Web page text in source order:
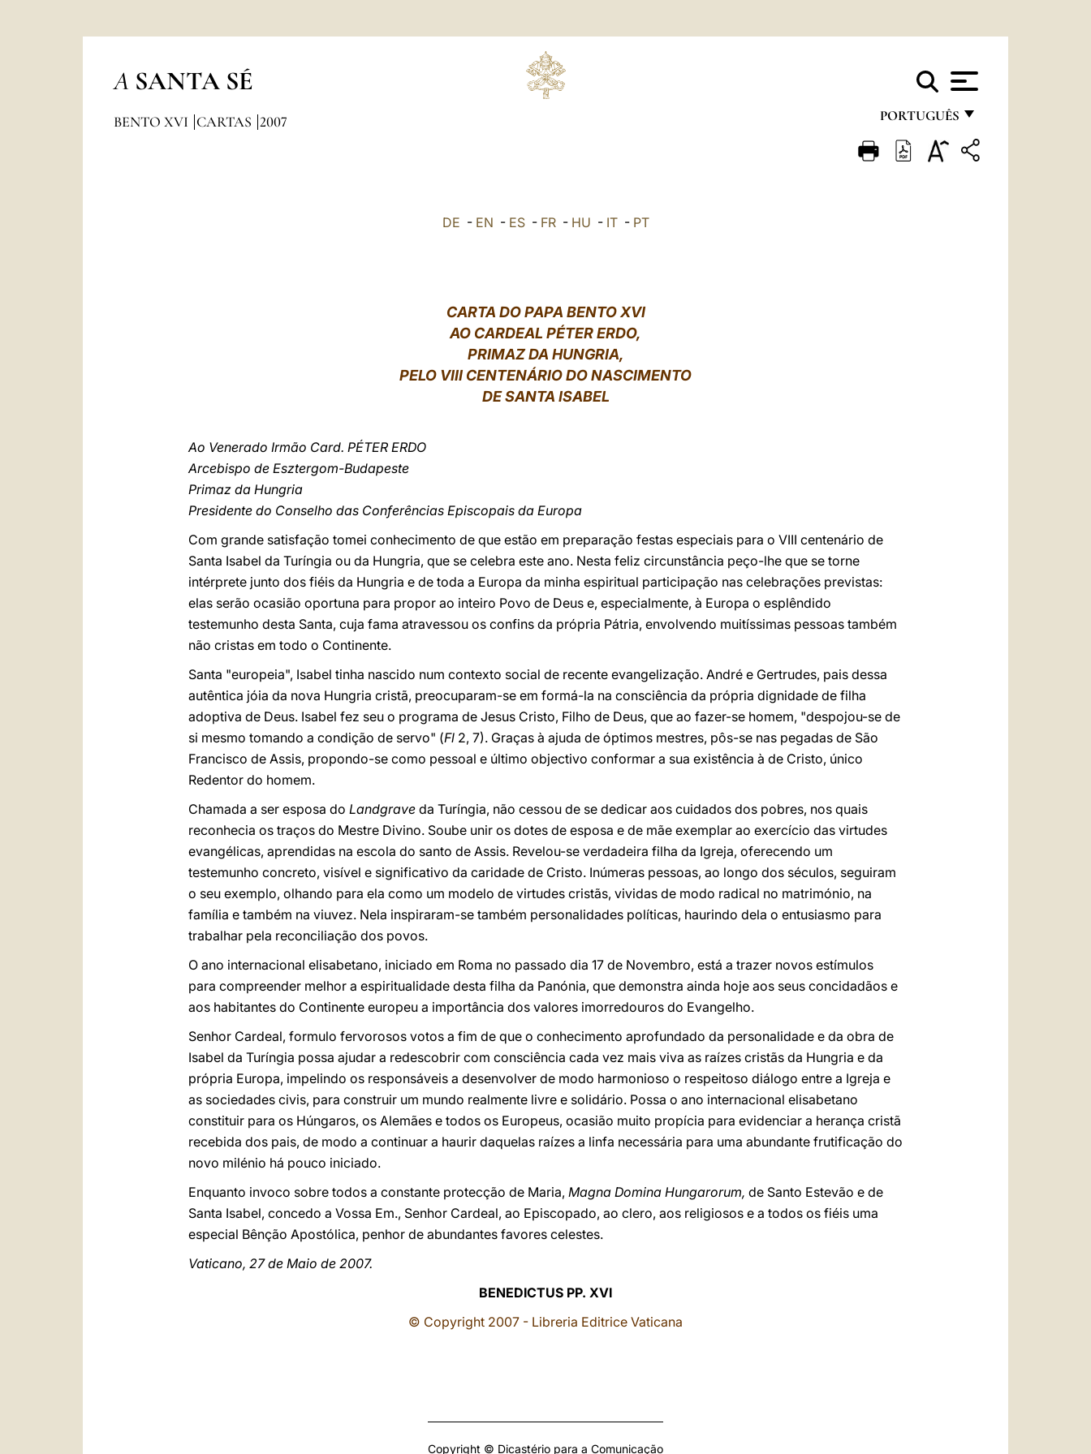
A SANTA SÉ
PORTUGUÊS
FRANÇAIS
BENTO XVI CARTAS 2007
DE - EN - ES- FR- HU - IT- PT
CARTA DO PAPA BENTO XVI
AO CARDEAL PÉTER ERDO,
PRIMAZ DA HUNGRIA,
PELO VIII CENTENÁRIO DO NASCIMENTO
DE SANTA ISABEL
Ao Venerado Irmão Card. PÉTER ERDO
Arcebispo de Esztergom-Budapeste
Primaz da Hungria
Presidente do Conselho das Conferências Episcopais da Europa
Com grande satisfação tomei conhecimento de que estão em preparação festas especiais para o VIII centenário de
Santa Isabel da Turíngia ou da Hungria, que se celebra este ano. Nesta feliz circunstância peço-lhe que se torne
intérprete junto dos fiéis da Hungria e de toda a Europa da minha espiritual participação nas celebrações previstas:
elas serão ocasião oportuna para propor ao inteiro Povo de Deus e, especialmente, à Europa o esplêndido
testemunho desta Santa, cuja fama atravessou os confins da própria Pátria, envolvendo muitíssimas pessoas também
não cristas em todo o Continente.
Santa "europeia", Isabel tinha nascido num contexto social de recente evangelização. André e Gertrudes, pais dessa
autêntica jóia da nova Hungria cristã, preocuparam-se em formá-la na consciência da própria dignidade de filha
adoptiva de Deus. Isabel fez seu o programa de Jesus Cristo, Filho de Deus, que ao fazer-se homem, "despojou-se de
si mesmo tomando a condição de servo" (Fl 2, 7). Graças à ajuda de óptimos mestres, pôs-se nas pegadas de São
Francisco de Assis, propondo-se como pessoal e último objectivo conformar a sua existência à de Cristo, único
Redentor do homem.
Chamada a ser esposa do Landgrave da Turíngia, não cessou de se dedicar aos cuidados dos pobres, nos quais
reconhecia os traços do Mestre Divino. Soube unir os dotes de esposa e de mãe exemplar ao exercício das virtudes
evangélicas, aprendidas na escola do santo de Assis. Revelou-se verdadeira filha da Igreja, oferecendo um
testemunho concreto, visível e significativo da caridade de Cristo. Inúmeras pessoas, ao longo dos séculos, seguiram
o seu exemplo, olhando para ela como um modelo de virtudes cristãs, vividas de modo radical no matrimónio, na
família e também na viuvez. Nela inspiraram-se também personalidades políticas, haurindo dela o entusiasmo para
trabalhar pela reconciliação dos povos.
O ano internacional elisabetano, iniciado em Roma no passado dia 17 de Novembro, está a trazer novos estímulos
para compreender melhor a espiritualidade desta filha da Panónia, que demonstra ainda hoje aos seus concidadãos e
aos habitantes do Continente europeu a importância dos valores imorredouros do Evangelho.
Senhor Cardeal, formulo fervorosos votos a fim de que o conhecimento aprofundado da personalidade e da obra de
Isabel da Turíngia possa ajudar a redescobrir com consciência cada vez mais viva as raízes cristãs da Hungria e da
própria Europa, impelindo os responsáveis a desenvolver de modo harmonioso o respeitoso diálogo entre a Igreja e
as sociedades civis, para construir um mundo realmente livre e solidário. Possa o ano internacional elisabetano
constituir para os Húngaros, os Alemães e todos os Europeus, ocasião muito propícia para evidenciar a herança cristã
recebida dos pais, de modo a continuar a haurir daquelas raízes a linfa necessária para uma abundante frutificação do
novo milénio há pouco iniciado.
Enquanto invoco sobre todos a constante protecção de Maria, Magna Domina Hungarorum, de Santo Estevão e de
Santa Isabel, concedo a Vossa Em., Senhor Cardeal, ao Episcopado, ao clero, aos religiosos e a todos os fiéis uma
especial Bênção Apostólica, penhor de abundantes favores celestes.
Vaticano, 27 de Maio de 2007.
BENEDICTUS PP. XVI
© Copyright 2007 - Libreria Editrice Vaticana
Copyright © Dicastério para a Comunicação